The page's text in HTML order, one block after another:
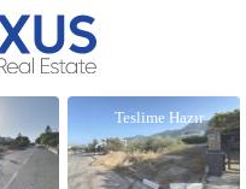
Teslime Hazır